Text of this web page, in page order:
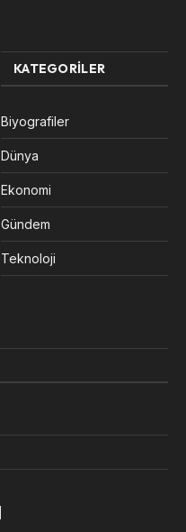
KATEGORILER
Biyografiler
Dünya
Ekonomi
Gündem
Teknoloji